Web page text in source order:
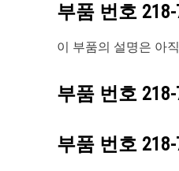
부품 번호
이 부품의 설명은 아
부품 번호
부품 번호